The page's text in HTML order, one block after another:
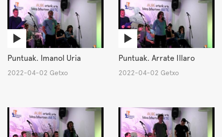
Puntuak. Imanol Uria
2022-04-02 Getxo
Puntuak. Arrate Illaro
2022-04-02 Getxo